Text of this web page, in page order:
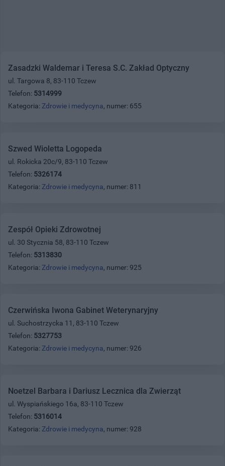
Zasadzki Waldemar i Teresa S.C. Zakład Optyczny
ul. Targowa 8, 83-110 Tczew
Telefon: 5314999
Kategoria: Zdrowie i medycyna, numer: 655
Szwed Wioletta Logopeda
ul. Rokicka 20c/9, 83-110 Tczew
Telefon: 5326174
Kategoria: Zdrowie i medycyna, numer: 811
Zespół Opieki Zdrowotnej
ul. 30 Stycznia 58, 83-110 Tczew
Telefon: 5313830
Kategoria: Zdrowie i medycyna, numer: 925
Czerwińska Iwona Gabinet Weterynaryjny
ul. Suchostrzycka 11, 83-110 Tczew
Telefon: 5327753
Kategoria: Zdrowie i medycyna, numer: 926
Noetzel Barbara i Dariusz Lecznica dla Zwierząt
ul. Wyspiańskiego 16a, 83-110 Tczew
Telefon: 5316014
Kategoria: Zdrowie i medycyna, numer: 928